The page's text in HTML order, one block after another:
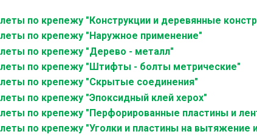
по крепежу "Конструкции и деревянные
по крепежу "Наружное применение"
по крепежу "Дерево - металл"
по крепежу "Штифты - болты метрические"
по крепежу "Скрытые соединения"
по крепежу "Эпоксидный клей xepox"
по крепежу "Перфорированные пластины и
по крепежу "Уголки и пластины на вытяжение